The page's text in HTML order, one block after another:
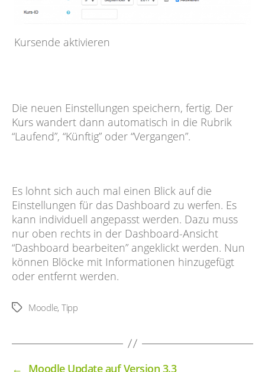
Kursende aktivieren
Die neuen Einstellungen speichern, fertig. Der
Kurs wandert dann automatisch in die Rubrik
“Laufend”, “Künftig” oder “Vergangen”.
Es lohnt sich auch mal einen Blick auf die
Einstellungen für das Dashboard zu werfen. Es
kann individuell angepasst werden. Dazu muss
nur oben rechts in der Dashboard-Ansicht
“Dashboard bearbeiten” angeklickt werden. Nun
können Blöcke mit Informationen hinzugefügt
oder entfernt werden.
Schlagwörter
Moodle, Tipp
← Moodle Update auf Version 3.3